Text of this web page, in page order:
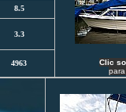
Clic
para
8.5
3.3
4963